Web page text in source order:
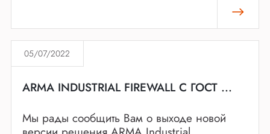
05/07/2022
ARMA INDUSTRIAL FIREWALL С ГОСТ ...
Мы рады сообщить Вам о выходе новой